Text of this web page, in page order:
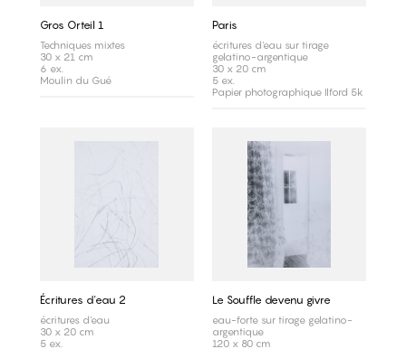
Gros Orteil 1
Techniques mixtes
30 x 21 cm
6 ex.
Moulin du Gué
Paris
écritures d'eau sur tirage
gelatino-argentique
30 x 20 cm
5 ex.
Papier photographique Ilford 5k
Écritures d'eau 2
écritures d'eau
30 x 20 cm
5 ex.
Le Souffle devenu givre
eau-forte sur tirage gelatino-
argentique
120 x 80 cm